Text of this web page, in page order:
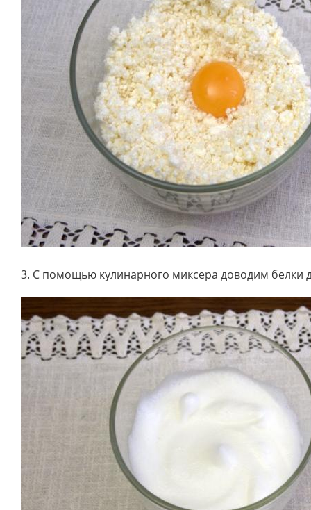
3. С помощью кулинарного миксера доводим белки